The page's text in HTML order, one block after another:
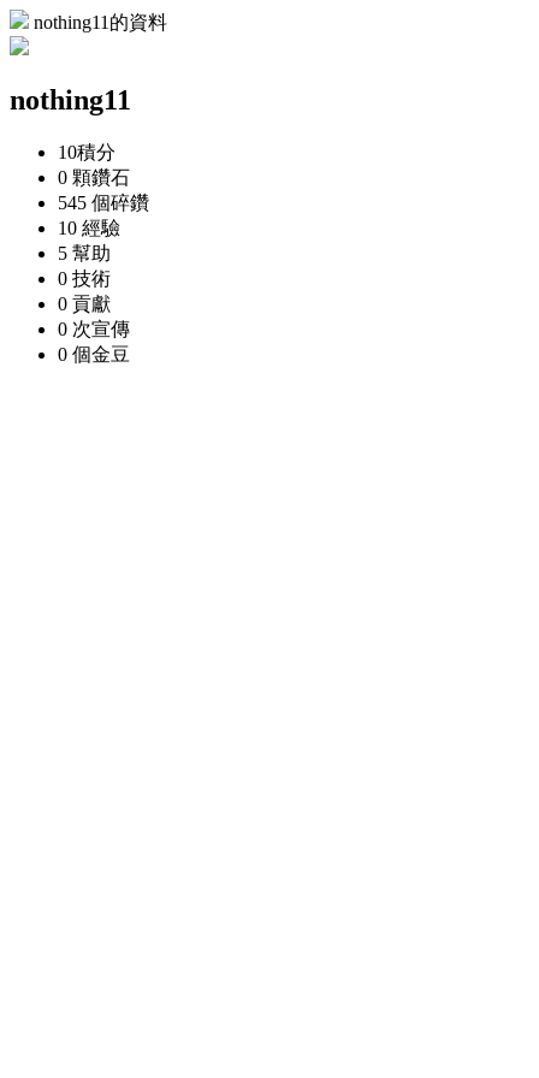
nothing11的資料
nothing11
10積分
0 顆鑽石
545 個碎鑽
10 經驗
5 幫助
0 技術
0 貢獻
0 次宣傳
0 個金豆